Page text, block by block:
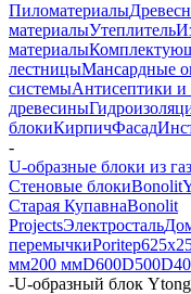
Пиломатериалы
материалыУтеплитель
материалы
лестницыМансардные
системыАнтисептики и
древесины
блокиКирпичФасад
-
U-образные блоки из
Стеновые блокиBonolit
Старая КупавнаBonolit
ProjectsЭлектросталь
перемычкиPoritep
мм200 ммD600D500
-U-образный блок